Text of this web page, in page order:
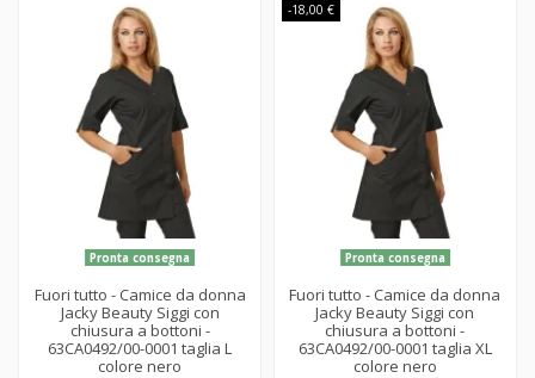
Pronta consegna
Fuori tutto - Camice da donna
Jacky Beauty Siggi con
chiusura a bottoni -
63CA0492/00-0001 taglia L
colore nero
-18,00 €
Pronta consegna
Fuori tutto - Camice da donna
Jacky Beauty Siggi con
chiusura a bottoni -
63CA0492/00-0001 taglia XL
colore nero